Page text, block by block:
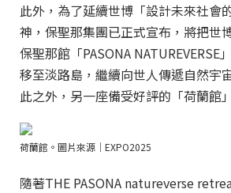
此外，為了延續世博「設計未來社會
神，保聖那集團已正式宣布，將把世
保聖那館「PASONA NATUREVERSE
移至淡路島，繼續向世人傳遞自然宇
此之外，另一座備受好評的「荷蘭館
荷蘭館。圖片來源｜EXPO2025
隨著THE PASONA natureverse